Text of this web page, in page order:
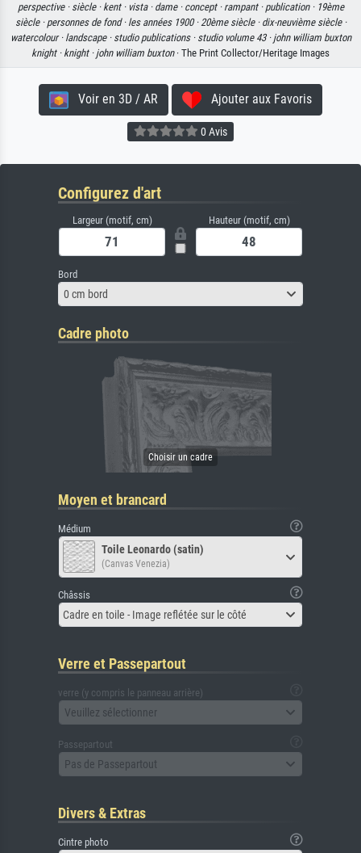
perspective · siècle · kent · vista · dame · concept · rampant · publication · 19ème
siècle · personnes de fond · les années 1900 ·20ème siècle · dix-neuvième siècle ·
watercolour · landscape · studio publications · studio volume 43 · john william buxton
knight · knight · john william buxton· The Print Collector/Heritage Images
Voir en 3D / AR Ajouter aux Favoris
0 Avis
Configurez d'art
Largeur (motif, cm) Hauteur (motif, cm)
Bord
0 cm bord
Cadre photo
Moyen et brancard
Médium
Toile Leonardo (satin)
(Canvas Venezia)
Châssis
Cadre en toile - Image reflétée sur le côté
Verre et Passepartout
verre (y compris le panneau arrière)
Veuillez sélectionner
Passepartout
Pas de Passepartout
Divers & Extras
Cintre photo